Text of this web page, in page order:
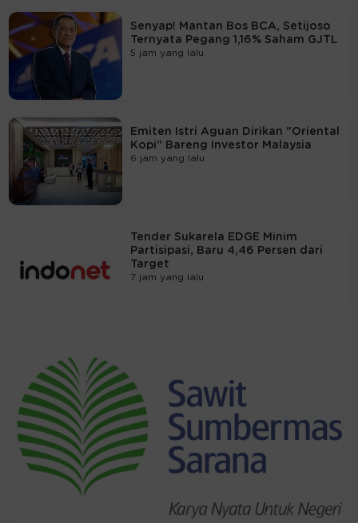
Senyap! Mantan Bos BCA, Setijoso
Ternyata Pegang 1,16% Saham GJTL
5 jam yang lalu
Emiten Istri Aguan Dirikan "Oriental
Kopi" Bareng Investor Malaysia
6 jam yang lalu
Tender Sukarela EDGE Minim
Partisipasi, Baru 4,46 Persen dari
Target
7 jam yang lalu